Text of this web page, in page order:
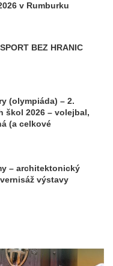
v Rumburku
BEZ HRANIC
(olympiáda) – 2.
škol 2026 – volejbal,
(a celkové
– architektonický
výstavy